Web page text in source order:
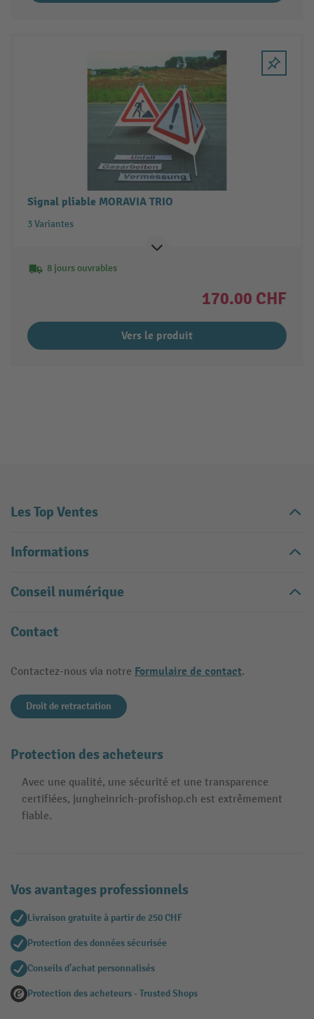
Signal pliable MORAVIA TRIO
3 Variantes
8 jours ouvrables
170.00 CHF
Vers le produit
Les Top Ventes
Informations
Conseil numérique
Contact
Contactez-nous via notre Formulaire de contact.
Droit de retractation
Protection des acheteurs
Avec une qualité, une sécurité et une transparence
certifiées, jungheinrich-profishop.ch est extrêmement
fiable.
Vos avantages professionnels
Livraison gratuite à partir de 250 CHF
Protection des données sécurisée
Conseils d'achat personnalisés
Protection des acheteurs - Trusted Shops